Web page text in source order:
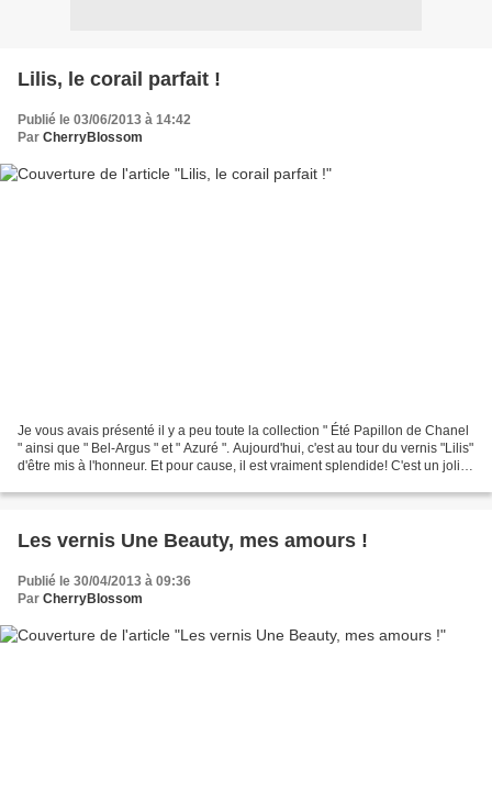
Lilis, le corail parfait !
Publié le 03/06/2013 à 14:42
Par CherryBlossom
Je vous avais présenté il y a peu toute la collection " Été Papillon de Chanel
" ainsi que " Bel-Argus " et " Azuré ". Aujourd'hui, c'est au tour du vernis "Lilis"
d'être mis à l'honneur. Et pour cause, il est vraiment splendide! C'est un joli
Les vernis Une Beauty, mes amours !
Publié le 30/04/2013 à 09:36
Par CherryBlossom